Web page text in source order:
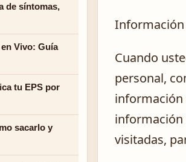
Cuando
personal,
información
información
visitadas,
de síntomas,
Vivo: Guía
tu EPS por
sacarlo y